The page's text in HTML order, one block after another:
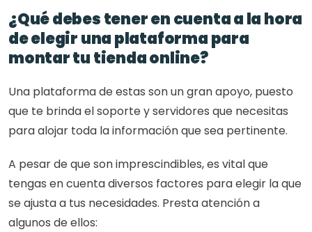
¿Qué debes tener en cuenta a la hora
de elegir una plataforma para
montar tu tienda online?
Una plataforma de estas son un gran apoyo, puesto
que te brinda el soporte y servidores que necesitas
para alojar toda la información que sea pertinente.
A pesar de que son imprescindibles, es vital que
tengas en cuenta diversos factores para elegir la que
se ajusta a tus necesidades. Presta atención a
algunos de ellos: